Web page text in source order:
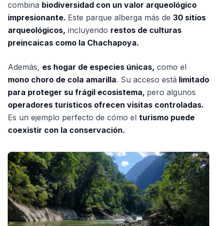
combina biodiversidad con un valor arqueológico
impresionante. Este parque alberga más de 30 sitios
arqueológicos, incluyendo restos de culturas
preincaicas como la Chachapoya.
Además, es hogar de especies únicas, como el
mono choro de cola amarilla. Su acceso está limitado
para proteger su frágil ecosistema, pero algunos
operadores turísticos ofrecen visitas controladas.
Es un ejemplo perfecto de cómo el turismo puede
coexistir con la conservación.